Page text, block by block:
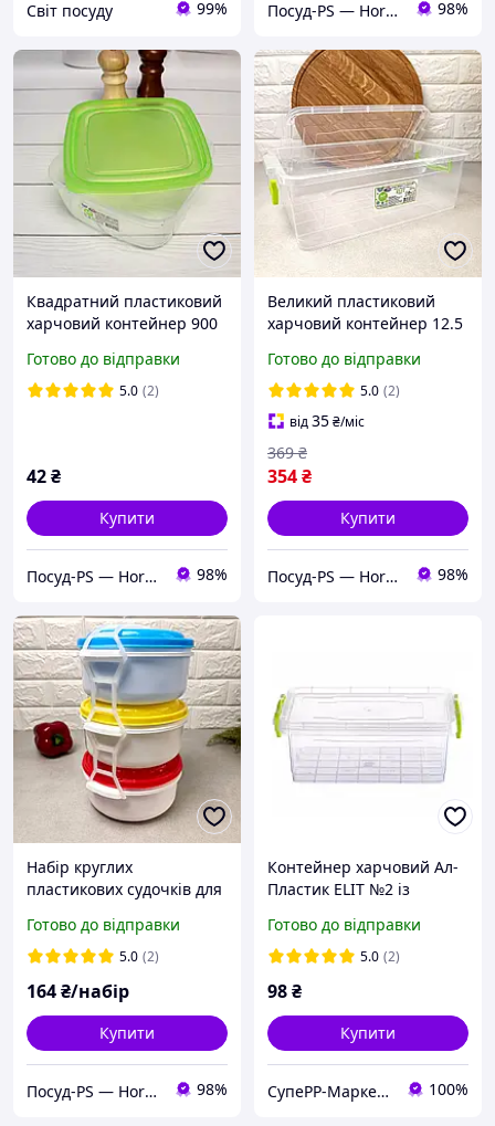
Світ посуду 99% Посуд-PS — Horeca Посуд Подарунки 98%
Квадратний пластиковий
харчовий контейнер 900
Готово до відправки
5.0 (2)
42₴
Купити
Посуд-PS — Horeca Посуд Подарунки 98%
Великий пластиковий
харчовий контейнер 12.5
Готово до відправки
5.0 (2)
від35₴/міс
354₴
369 ₴
Купити
Посуд-PS — Horeca Посуд Подарунки 98%
Набір круглих
пластикових судочків для
Готово до відправки
5.0 (2)
164₴/набір
Купити
Посуд-PS — Horeca Посуд Подарунки 98%
Контейнер харчовий Ал-
Пластик ELIT №2 із
Готово до відправки
5.0 (2)
98₴
Купити
СупеРР-Маркет Корисних Товарів 100%